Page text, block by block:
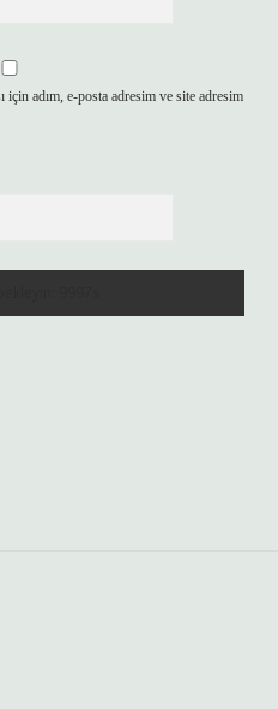
için adım, e-posta adresim ve site adresim